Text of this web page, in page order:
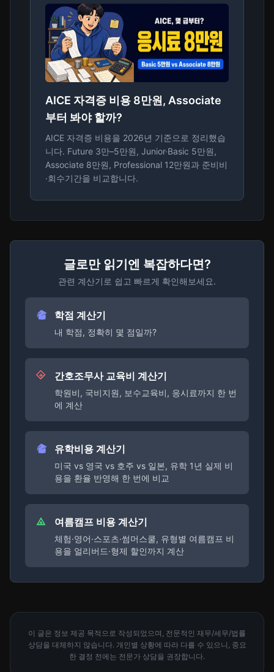
AICE 자격증 비용 8만원, Associate
부터 봐야 할까?
AICE 자격증 비용을 2026년 기준으로 정리했습
니다. Future 3만–5만원, Junior·Basic 5만원,
Associate 8만원, Professional 12만원과 준비비
·회수기간을 비교합니다.
글로만 읽기엔 복잡하다면?
관련 계산기로 쉽고 빠르게 확인해보세요.
학점 계산기
내 학점, 정확히 몇 점일까?
간호조무사 교육비 계산기
학원비, 국비지원, 보수교육비, 응시료까지 한 번
에 계산
유학비용 계산기
미국 vs 영국 vs 호주 vs 일본, 유학 1년 실제 비
용을 환율 반영해 한 번에 비교
여름캠프 비용 계산기
체험·영어·스포츠·썸머스쿨, 유형별 여름캠프 비
용을 얼리버드·형제 할인까지 계산
이 글은 정보 제공 목적으로 작성되었으며, 전문적인 재무/세무/법률
상담을 대체하지 않습니다. 개인별 상황에 따라 다를 수 있으니, 중요
한 결정 전에는 전문가 상담을 권장합니다.